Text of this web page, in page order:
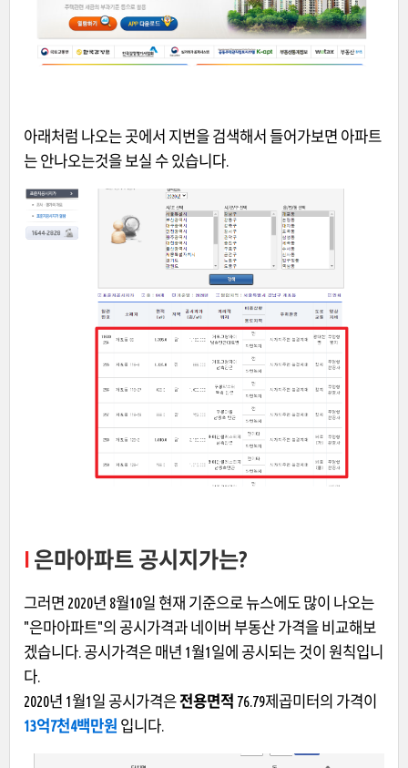
아래처럼 나오는 곳에서 지번을 검색해서 들어가보면 아파트
는 안나오는것을 보실 수 있습니다.
I 은마아파트 공시지가는?
그러면 2020년 8월10일 현재 기준으로 뉴스에도 많이 나오는
"은마아파트"의 공시가격과 네이버 부동산 가격을 비교해보
겠습니다. 공시가격은 매년 1월1일에 공시되는 것이 원칙입니
다.
2020년 1월1일 공시가격은전용면적 76.79제곱미터의 가격이
13억7천4백만원 입니다.